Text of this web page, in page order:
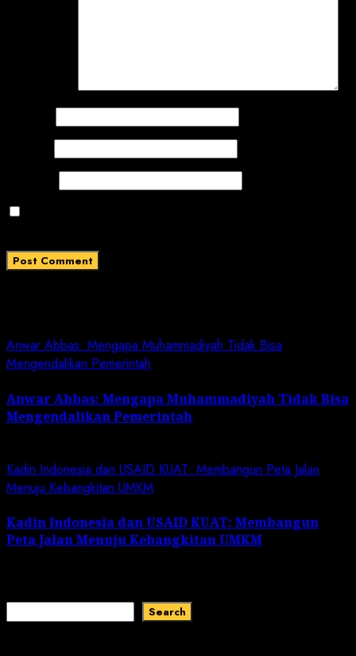
Anwar Abbas: Mengapa Muhammadiyah Tidak Bisa
Mengendalikan Pemerintah
Anwar Abbas: Mengapa Muhammadiyah Tidak Bisa
Mengendalikan Pemerintah
Kadin Indonesia dan USAID KUAT: Membangun Peta Jalan
Menuju Kebangkitan UMKM
Kadin Indonesia dan USAID KUAT: Membangun
Peta Jalan Menuju Kebangkitan UMKM
Search